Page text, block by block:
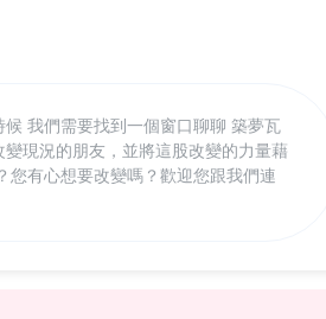
我們需要找到一個窗口聊聊 築夢瓦
現況的朋友，並將這股改變的力量藉
您有心想要改變嗎？歡迎您跟我們連